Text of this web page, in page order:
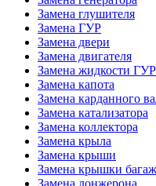
Замена глушителя
Замена ГУР
Замена двери
Замена двигателя
Замена жидкости ГУР
Замена капота
Замена карданного
Замена катализатора
Замена коллектора
Замена крыла
Замена крыши
Замена крышки